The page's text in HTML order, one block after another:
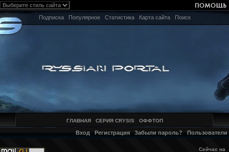
Подписка Популярное Статистика Карта сайта Поиск
ГЛАВНАЯ СЕРИЯ CRYSIS ОФФТОП
Вход Регистрация Забыли пароль? Пользователи
Сейчас на